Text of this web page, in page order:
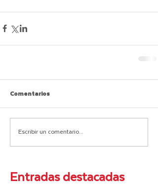
Comentarios
Escribir un comentario...
Entradas destacadas